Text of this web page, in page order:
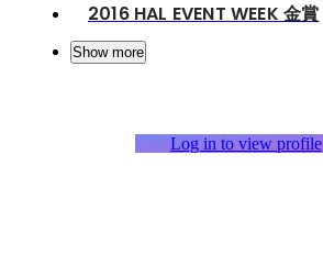
2016 HAL EVENT WEEK 金賞
Show more
Log in to view profile